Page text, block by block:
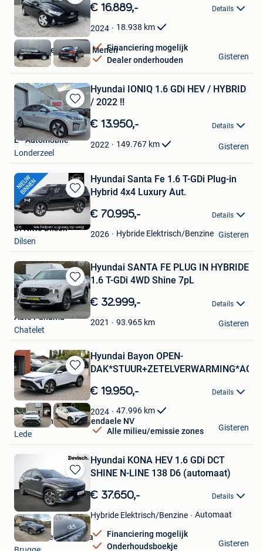
Bewaren
in
Mijn
Favorieten
€ 16.889,- Details
2024 18.938 km
Financiering mogelijk
Dealer onderhouden
Van Mossel Hyundai Menen
Menen
Gisteren
Bewaren
in
Mijn
Favorieten
Hyundai IONIQ 1.6 GDi HEV / HYBRID
/ 2022 !!
€ 13.950,- Details
2022 149.767 km
L - Automobile
Londerzeel
Gisteren
Bewaren
in
Favorieten
Hyundai Santa Fe 1.6 T-GDi Plug-in
Hybrid 4x4 Luxury Aut.
€ 70.995,- Details
2026 Hybride Elektrisch/Benzine
Di Nitto Dilsen
Dilsen
Gisteren
Bewaren
in
Mijn
Favorieten
Hyundai SANTA FE PLUG IN HYBRIDE
1.6 T-GDi 4WD Shine 7pL
€ 32.999,- Details
2021 93.965 km
Auto Panama
Chatelet
Gisteren
Bewaren
in
Mijn
Favorieten
Hyundai Bayon OPEN-
€ 19.950,- Details
2024 47.996 km
Alle milieu/emissie zones
Garage Thomas Uyttendaele NV
Lede
Gisteren
Bewaren
in
Mijn
Favorieten
Hyundai KONA HEV 1.6 GDi DCT
SHINE N-LINE 138 D6 (automaat)
€ 37.650,- Details
Hybride Elektrisch/Benzine Automaat
Financiering mogelijk
Onderhoudsboekje
Garage Devisch Bvba
Gisteren